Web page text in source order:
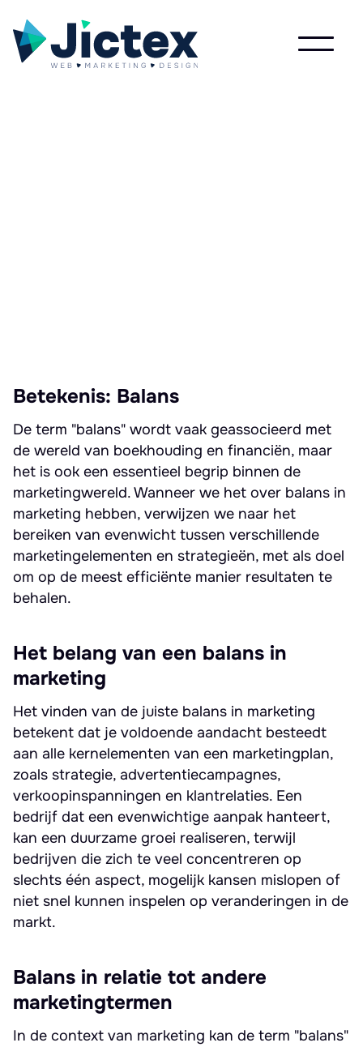
Betekenis: Balans
De term "balans" wordt vaak geassocieerd met
de wereld van boekhouding en financiën, maar
het is ook een essentieel begrip binnen de
marketingwereld. Wanneer we het over balans in
marketing hebben, verwijzen we naar het
bereiken van evenwicht tussen verschillende
marketingelementen en strategieën, met als doel
om op de meest efficiënte manier resultaten te
behalen.
Het belang van een balans in
marketing
Het vinden van de juiste balans in marketing
betekent dat je voldoende aandacht besteedt
aan alle kernelementen van een marketingplan,
zoals strategie, advertentiecampagnes,
verkoopinspanningen en klantrelaties. Een
bedrijf dat een evenwichtige aanpak hanteert,
kan een duurzame groei realiseren, terwijl
bedrijven die zich te veel concentreren op
slechts één aspect, mogelijk kansen mislopen of
niet snel kunnen inspelen op veranderingen in de
markt.
Balans in relatie tot andere
marketingtermen
In de context van marketing kan de term "balans"